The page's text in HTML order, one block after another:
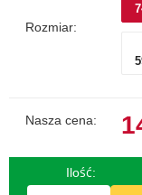
Rozmiar:
Nasza cena:
Ilość: